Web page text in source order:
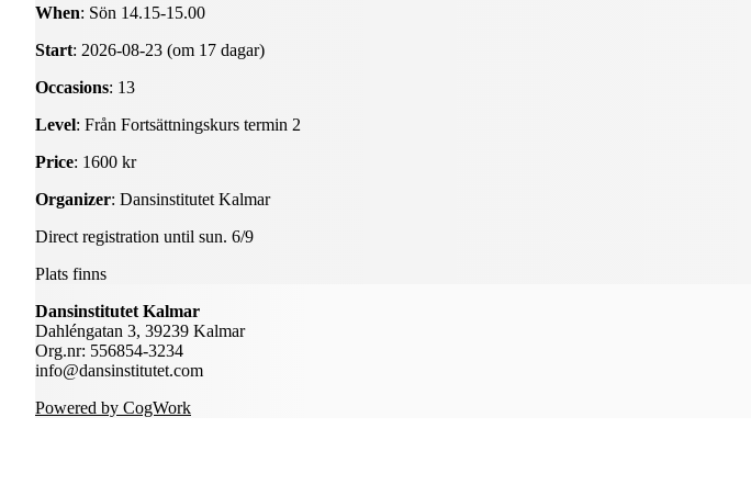
When: Sön 14.15-15.00
Start: 2026-08-23 (om 17 dagar)
Occasions: 13
Level: Från Fortsättningskurs termin 2
Price: 1600 kr
Organizer: Dansinstitutet Kalmar
Direct registration until sun. 6/9
Plats finns
Dansinstitutet Kalmar
Dahléngatan 3, 39239 Kalmar
Org.nr: 556854-3234
info@dansinstitutet.com
Powered by CogWork